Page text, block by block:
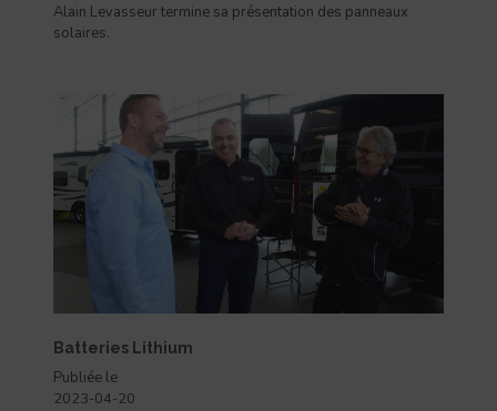
Alain Levasseur termine sa présentation des panneaux
solaires.
Batteries Lithium
Publiée le
2023-04-20